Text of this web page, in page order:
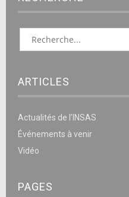
ARTICLES
Actualités de l’INSAS
Événements à venir
Vidéo
PAGES